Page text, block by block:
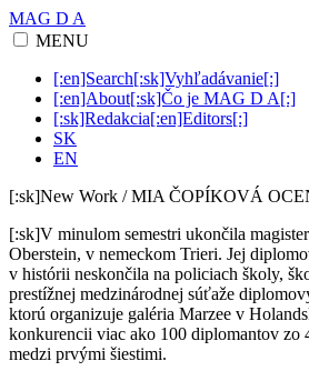
MAG D A
MENU
[:en]Search[:sk]Vyhľadávanie[:]
[:en]About[:sk]Čo je MAG D A[:]
[:sk]Redakcia[:en]Editors[:]
SK
EN
[:sk]New Work / MIA ČOPÍKOVÁ
[:sk]V minulom semestri ukončila
Oberstein, v nemeckom Trieri. Jej
v histórii neskončila na policiach školy,
prestížnej medzinárodnej súťaže
ktorú organizuje galéria Marzee v
konkurencii viac ako 100 diplomantov zo
medzi prvými šiestimi.